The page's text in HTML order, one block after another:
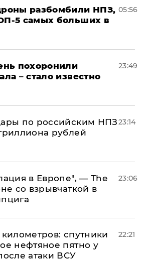
разбомбили НПЗ,
5 самых больших в
05:56
похоронили
– стало известно
23:49
по российским НПЗ
рублей
23:14
в Европе", — The
со взрывчаткой в
23:06
спутники
нефтяное пятно у
атаки ВСУ
22:21